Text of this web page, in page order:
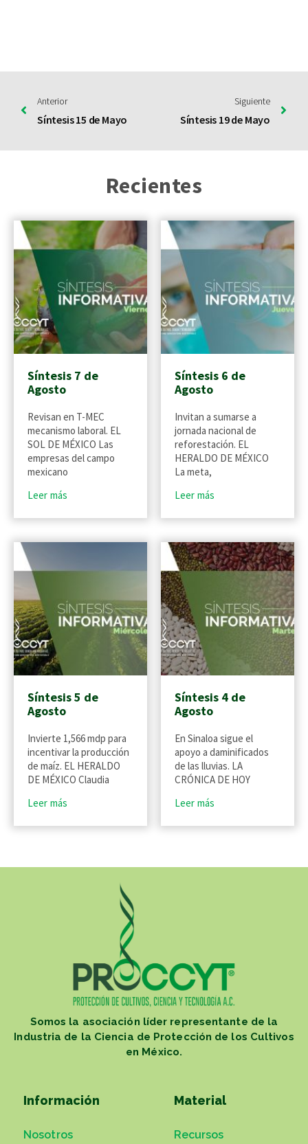
Anterior
Síntesis 15 de Mayo
Siguiente
Síntesis 19 de Mayo
Recientes
Síntesis 7 de
Agosto
Revisan en T-MEC
mecanismo laboral. EL
SOL DE MÉXICO Las
empresas del campo
mexicano
Leer más
Síntesis 6 de
Agosto
Invitan a sumarse a
jornada nacional de
reforestación. EL
HERALDO DE MÉXICO
La meta,
Leer más
Síntesis 5 de
Agosto
Invierte 1,566 mdp para
incentivar la producción
de maíz. EL HERALDO
DE MÉXICO Claudia
Leer más
Síntesis 4 de
Agosto
En Sinaloa sigue el
apoyo a daminificados
de las lluvias. LA
CRÓNICA DE HOY
Leer más
Somos la asociación líder representante de la
Industria de la Ciencia de Protección de los Cultivos
en México.
Información
Nosotros
Material
Recursos